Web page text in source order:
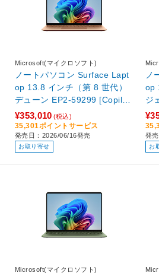
Microsoft(マイクロソフト)
ノートパソコン Surface Lapt
op 13.8 インチ（第 8 世代）
デューン EP2-59299 [Copilot
+ PC /13.8型 /Windows11 Ho
me /Snapdragon X2 Elite /メ
モリ：16GB /SSD：1TB /M3
65 (24か月) or Office 選択可
能 /2026年6月]
¥353,010 (税込)
35,301ポイントサービス
発売日：2026/06/16発売
お取り寄せ
ノ
op
ジ
+
me
モ
65
能
発
お
Microsoft(マイクロソフト)